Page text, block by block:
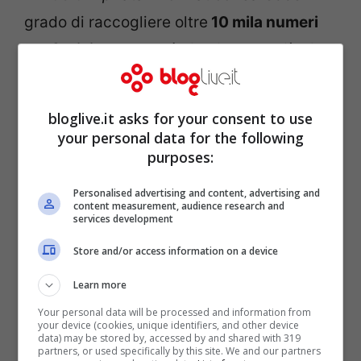
grado di raccogliere oltre 10 mila numeri
telefonicidando così vita, in poco più di un
mese, ad un database con oltre 290 milioni
bloglive.it asks for your consent to use
your personal data for the following
purposes:
Personalised advertising and content, advertising and
content measurement, audience research and
services development
Store and/or access information on a device
Learn more
Your personal data will be processed and information from
your device (cookies, unique identifiers, and other device
data) may be stored by, accessed by and shared with 319
partners, or used specifically by this site. We and our partners